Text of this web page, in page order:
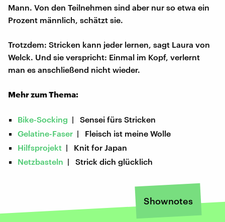
Mann. Von den Teilnehmen sind aber nur so etwa ein
Prozent männlich, schätzt sie.
Trotzdem: Stricken kann jeder lernen, sagt Laura von
Welck. Und sie verspricht: Einmal im Kopf, verlernt
man es anschließend nicht wieder.
Mehr zum Thema:
Bike-Socking | Sensei fürs Stricken
Gelatine-Faser | Fleisch ist meine Wolle
Hilfsprojekt | Knit for Japan
Netzbasteln | Strick dich glücklich
Shownotes